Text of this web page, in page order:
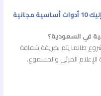
في السعودية؟
طالما يتم بطريقة شفافة
المرئي والمسموع.